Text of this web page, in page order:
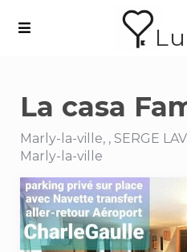
La casa
Marly-la-ville, , SERGE
Marly-la-ville